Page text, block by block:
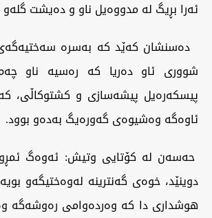
ئەرا بڕیگ لە مدووەیل ناو و دەیشت
دەسنشان کەێد کە بەسرە سەختیەگەی
شووری ئاو دەریا کە رەسیە ناو
پیسکەرەیل پیشەسازی و کشتوکاڵی،
ئاوەگە وەشیوەی گەورەیگ بەدەو بوود.
حەسەن لە کۆتایی وتیش: ئەوەگ
دوینێد، خوەی گەنترینە لەوەختیگەو
هوشداری دا کە وەردەوامی رەوشەگە